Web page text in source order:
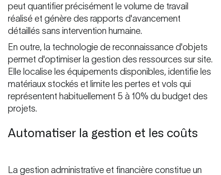
peut quantifier précisément le volume de travail
réalisé et génère des rapports d'avancement
détaillés sans intervention humaine.
En outre, la technologie de reconnaissance d'objets
permet d'optimiser la gestion des ressources sur site.
Elle localise les équipements disponibles, identifie les
matériaux stockés et limite les pertes et vols qui
représentent habituellement 5 à 10% du budget des
projets.
Automatiser la gestion et les coûts
La gestion administrative et financière constitue un